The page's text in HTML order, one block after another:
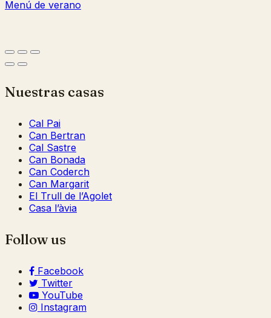
Menú de verano
Nuestras casas
Cal Pai
Can Bertran
Cal Sastre
Can Bonada
Can Coderch
Can Margarit
El Trull de l’Agolet
Casa l’àvia
Follow us
Facebook
Twitter
YouTube
Instagram